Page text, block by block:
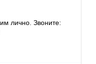
лично. Звоните: